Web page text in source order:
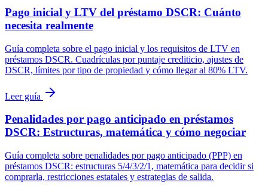
Pago inicial y LTV del préstamo DSCR: Cuánto
necesita realmente
Guía completa sobre el pago inicial y los requisitos de LTV en
préstamos DSCR. Cuadrículas por puntaje crediticio, ajustes de
DSCR, límites por tipo de propiedad y cómo llegar al 80% LTV.
Leer guía
Penalidades por pago anticipado en préstamos
DSCR: Estructuras, matemática y cómo negociar
Guía completa sobre penalidades por pago anticipado (PPP) en
préstamos DSCR: estructuras 5/4/3/2/1, matemática para decidir si
comprarla, restricciones estatales y estrategias de salida.